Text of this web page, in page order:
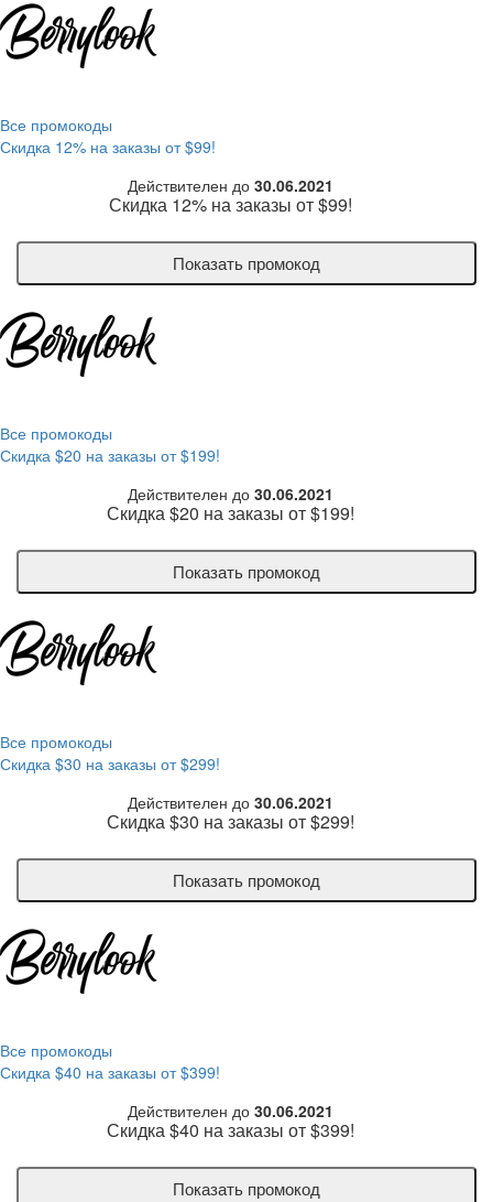
Все промокоды
Скидка 12% на заказы от $99!
Действителен до 30.06.2021
Скидка 12% на заказы от $99!
Показать промокод
Все промокоды
Скидка $20 на заказы от $199!
Действителен до 30.06.2021
Скидка $20 на заказы от $199!
Показать промокод
Все промокоды
Скидка $30 на заказы от $299!
Действителен до 30.06.2021
Скидка $30 на заказы от $299!
Показать промокод
Все промокоды
Скидка $40 на заказы от $399!
Действителен до 30.06.2021
Скидка $40 на заказы от $399!
Показать промокод